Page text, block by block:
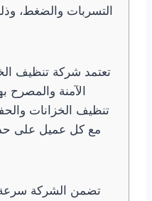
التسربات والضغط،
تعتمد شركة تنظيف
الآمنة والمصرح
تنظيف الخزانات
مع كل عميل على حدة
تضمن الشركة سرعة